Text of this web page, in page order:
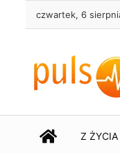
czwartek, 6
STRONA
Z